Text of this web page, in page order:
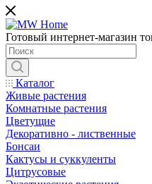
Готовый интернет-магазин
Каталог
Живые растения
Комнатные растения
Цветущие
Декоративно - лиственные
Бонсаи
Кактусы и суккуленты
Цитрусовые